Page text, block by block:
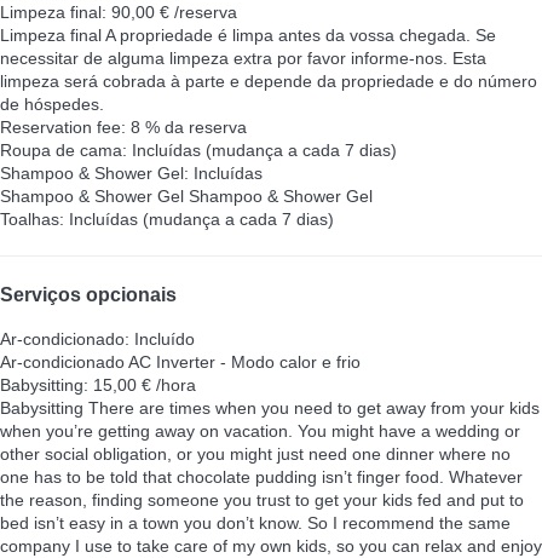
Limpeza final: 90,00 € /reserva
Limpeza finalA propriedade é limpa antes da vossa chegada. Se
necessitar de alguma limpeza extra por favor informe-nos. Esta
limpeza será cobrada à parte e depende da propriedade e do número
de hóspedes.
Reservation fee: 8 % da reserva
Roupa de cama: Incluídas (mudança a cada 7 dias)
Shampoo & Shower Gel: Incluídas
Shampoo & Shower Gel Shampoo & Shower Gel
Toalhas: Incluídas (mudança a cada 7 dias)
Serviços opcionais
Ar-condicionado: Incluído
Ar-condicionadoAC Inverter - Modo calor e frio
Babysitting: 15,00 € /hora
Babysitting There are times when you need to get away from your kids
when you’re getting away on vacation. You might have a wedding or
other social obligation, or you might just need one dinner where no
one has to be told that chocolate pudding isn’t finger food. Whatever
the reason, finding someone you trust to get your kids fed and put to
bed isn’t easy in a town you don’t know. So I recommend the same
company I use to take care of my own kids, so you can relax and enjoy